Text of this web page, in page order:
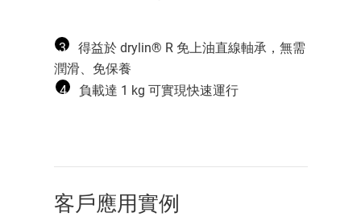
3
得益於 drylin® R 免上油直線軸承，無需
潤滑、免保養
4
負載達 1 kg 可實現快速運行
客戶應用實例